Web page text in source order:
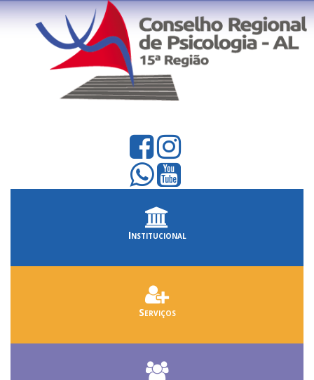
Institucional
Serviços